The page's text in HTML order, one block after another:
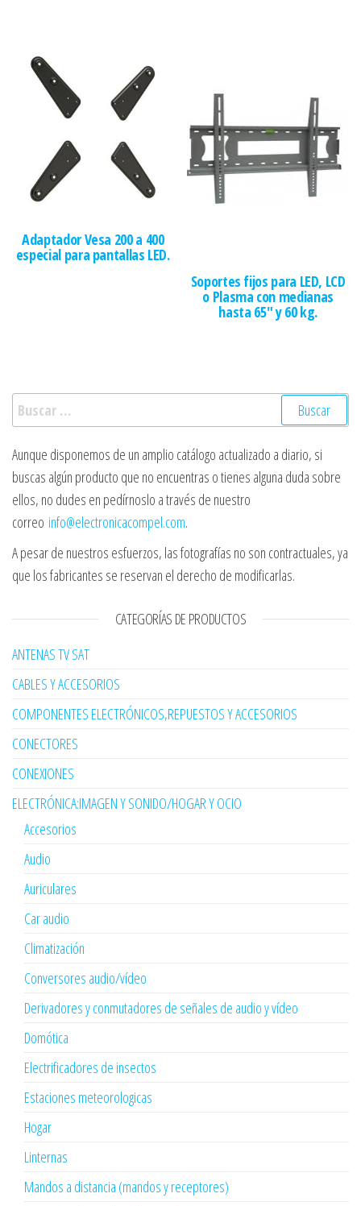
Adaptador Vesa 200 a 400
especial para pantallas LED.
Soportes fijos para LED, LCD
o Plasma con medianas
hasta 65″ y 60 kg.
Buscar:
Aunque disponemos de un amplio catálogo actualizado a diario, si
buscas algún producto que no encuentras o tienes alguna duda sobre
ellos, no dudes en pedírnoslo a través de nuestro
correo info@electronicacompel.com.
A pesar de nuestros esfuerzos, las fotografías no son contractuales, ya
que los fabricantes se reservan el derecho de modificarlas.
CATEGORÍAS DE PRODUCTOS
ANTENAS TV SAT
CABLES Y ACCESORIOS
COMPONENTES ELECTRÓNICOS,REPUESTOS Y ACCESORIOS
CONECTORES
CONEXIONES
ELECTRÓNICA:IMAGEN Y SONIDO/HOGAR Y OCIO
Accesorios
Audio
Auriculares
Car audio
Climatización
Conversores audio/vídeo
Derivadores y conmutadores de señales de audio y vídeo
Domótica
Electrificadores de insectos
Estaciones meteorologicas
Hogar
Linternas
Mandos a distancia (mandos y receptores)